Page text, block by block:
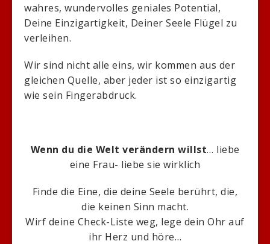
wahres, wundervolles geniales Potential,
Deine Einzigartigkeit, Deiner Seele Flügel zu
verleihen.
Wir sind nicht alle eins, wir kommen aus der
gleichen Quelle, aber jeder ist so einzigartig
wie sein Fingerabdruck.
Wenn du die Welt verändern willst… liebe
eine Frau- liebe sie wirklich
Finde die Eine, die deine Seele berührt, die,
die keinen Sinn macht.
Wirf deine Check-Liste weg, lege dein Ohr auf
ihr Herz und höre…